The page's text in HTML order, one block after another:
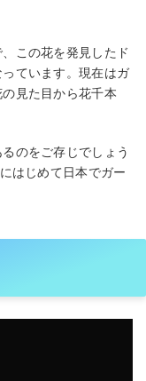
この花を発見したド
ています。現在はガ
見た目から花千本
のをご存じでしょう
はじめて日本でガー